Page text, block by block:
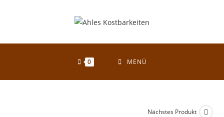
0 MENÜ
Nächstes Produkt